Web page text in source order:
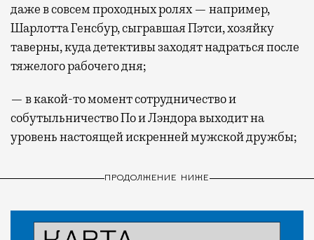
даже в совсем проходных ролях — например,
Шарлотта Генсбур, сыгравшая Пэтси, хозяйку
таверны, куда детективы заходят надраться после
тяжелого рабочего дня;
— в какой-то момент сотрудничество и
собутыльничество По и Лэндора выходит на
уровень настоящей искренней мужской дружбы;
ПРОДОЛЖЕНИЕ НИЖЕ